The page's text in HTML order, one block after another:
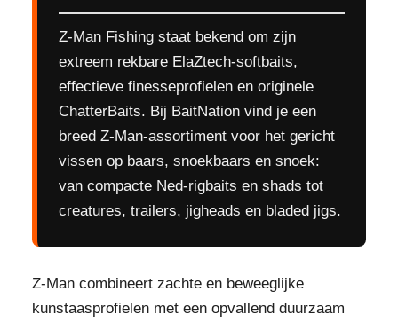
Z-Man Fishing staat bekend om zijn
extreem rekbare ElaZtech-softbaits,
effectieve finesseprofielen en originele
ChatterBaits. Bij BaitNation vind je een
breed Z-Man-assortiment voor het gericht
vissen op baars, snoekbaars en snoek:
van compacte Ned-rigbaits en shads tot
creatures, trailers, jigheads en bladed jigs.
Z-Man combineert zachte en beweeglijke
kunstaasprofielen met een opvallend duurzaam